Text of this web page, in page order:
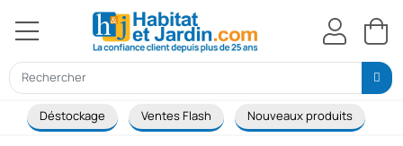
Déstockage Ventes Flash Nouveaux produits